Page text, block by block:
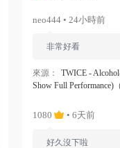
neo444 • 24小時前
非常好看
來源：
TWICE -
Show Full Performance)
1080 • 6天前
好久沒下啦